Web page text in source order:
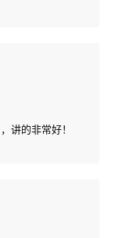
讲的非常好！